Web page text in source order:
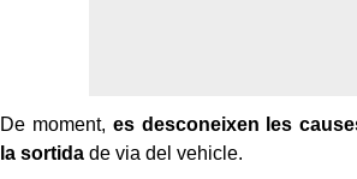
De moment, es desconeixen les
la sortida de via del vehicle.